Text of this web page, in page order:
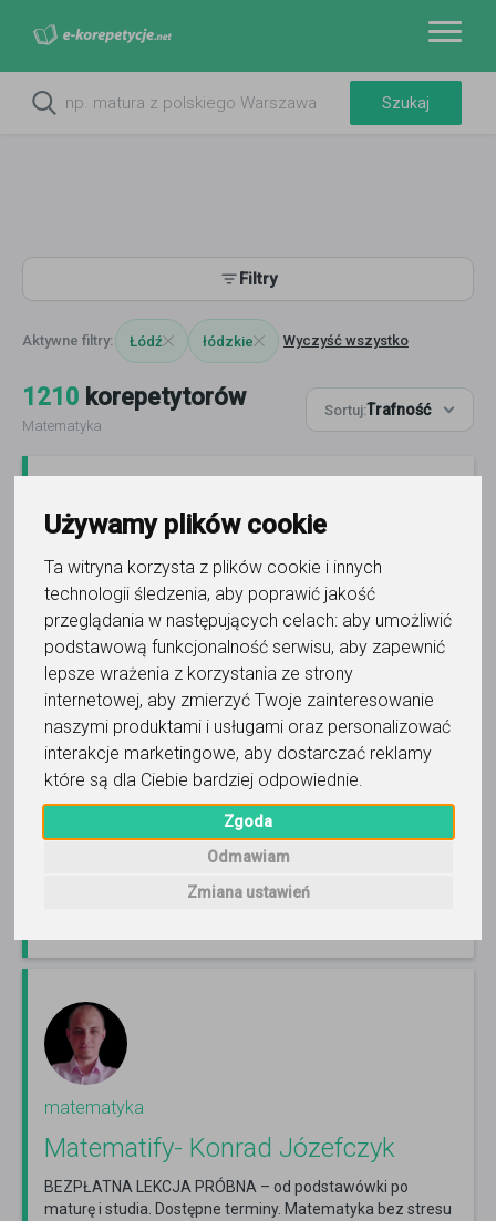
Używamy plików cookie
Ta witryna korzysta z plików cookie i innych
technologii śledzenia, aby poprawić jakość
przeglądania w następujących celach: aby umożliwić
podstawową funkcjonalność serwisu, aby zapewnić
lepsze wrażenia z korzystania ze strony
internetowej, aby zmierzyć Twoje zainteresowanie
naszymi produktami i usługami oraz personalizować
interakcje marketingowe, aby dostarczać reklamy
które są dla Ciebie bardziej odpowiednie.
Zgoda
Odmawiam
Zmiana ustawień
Filtry
Łódź łódzkie Wyczyść wszystko
1210 korepetytorów
Matematyka
Sortuj:Trafność
matematyka
Dorian Foltak
Specjalizuje się w przygotowaniu do matury oraz
egzaminu ósmoklasisty 2026/2027. Zajęcia prowadzę
osobiście - Warszawa Śródmieście lub Online.
Czytaj
więcej
Online, Łódź i 4 inne
143opinie
180
matematyka
Matematify- Konrad Józefczyk
BEZPŁATNA LEKCJA PRÓBNA – od podstawówki po
maturę i studia. Dostępne terminy. Matematyka bez stresu